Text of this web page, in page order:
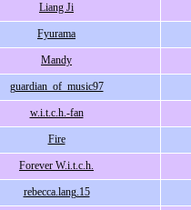
Liang Ji
Fyurama
Mandy
guardian_of_music97
w.i.t.c.h.-fan
Fire
Forever W.i.t.c.h.
rebecca.lang.15